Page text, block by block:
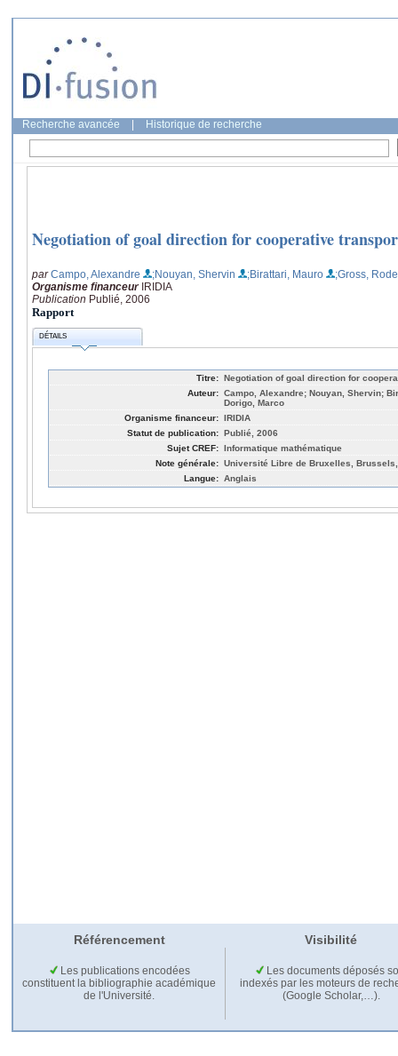
Recherche avancée Historique de recherche
Negotiation of goal direction for cooperative
parCampo, Alexandre ;Nouyan, Shervin ;Birattari, Mauro
;Gross,
Organisme financeur IRIDIA
Publication Publié, 2006
Rapport
DÉTAILS
Titre: Negotiation of goal direction for
Auteur: Campo, Alexandre; Nouyan, Shervin;
Dorigo, Marco
Organisme financeur: IRIDIA
Statut de publication: Publié, 2006
Sujet CREF: Informatique mathématique
Note générale: Université Libre de Bruxelles,
Langue: Anglais
Référencement Visibilité
Les publications encodées
constituent la bibliographie académique
de l'Université.
Les documents déposés
indexés par les moteurs de
(Google Scholar,…).